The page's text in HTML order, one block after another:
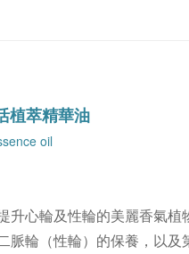
植萃精華油
oil
升心輪及性輪的美麗香氣植
脈輪（性輪）的保養，以及